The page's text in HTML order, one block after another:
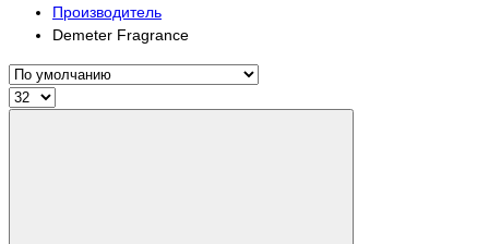
Производитель
Demeter Fragrance